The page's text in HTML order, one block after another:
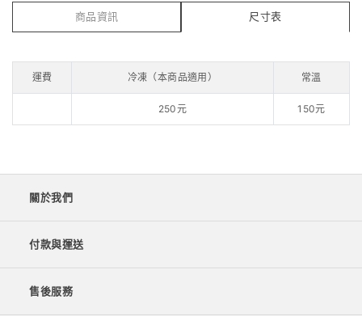
商品資訊 尺寸表
運費 冷凍（本商品適用） 常溫
250元 150元
關於我們
付款與運送
售後服務